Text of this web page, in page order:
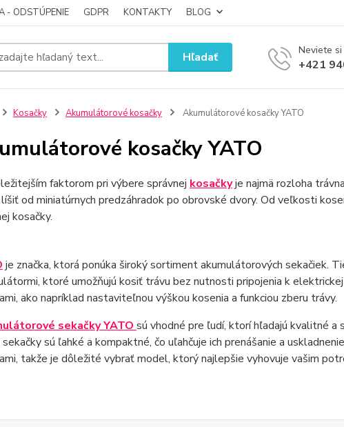
- ODSTÚPENIE GDPR KONTAKTY BLOG
Hľadať Neviete
+421
Kosačky Akumulátorové kosačky Akumulátorové kosačky YATO
kosačky YATO
faktorom pri výbere správnej kosačkyje najmä rozloha
od miniatúrnych predzáhradok po obrovské dvory. Od veľkosti
kosačky.
je značka, ktorá ponúka široký sortiment akumulátorových sekačiek.
ktoré umožňujú kosiť trávu bez nutnosti pripojenia k
ako napríklad nastaviteľnou výškou kosenia a funkciou zberu trávy.
sekačky YATO sú vhodné pre ľudí, ktorí hľadajú kvalitné a
sú ľahké a kompaktné, čo uľahčuje ich prenášanie a
takže je dôležité vybrať model, ktorý najlepšie vyhovuje vašim